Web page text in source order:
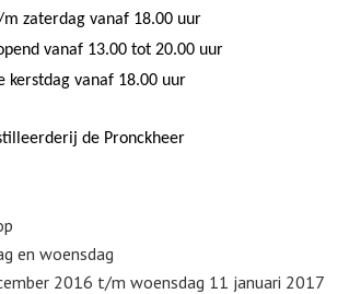
zaterdag vanaf 18.00 uur
vanaf 13.00 tot 20.00 uur
kerstdag vanaf 18.00 uur
de Pronckheer
en woensdag
2016 t/m woensdag 11 januari 2017